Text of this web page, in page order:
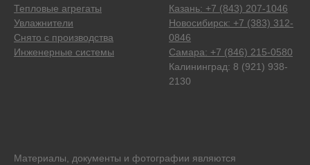
Тепловые агрегаты
Увлажнители
Снято с производства
Инженерные системы
Казань: +7 (843) 207-1046
Новосибирск: +7 (383) 312-
0846
Самара: +7 (846) 215-0580
Калининград: 8 (921) 938-
2130
Материалы, документы и фотографии являются